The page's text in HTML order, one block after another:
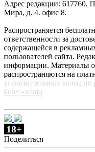
Адрес редакции: 617760,
Мира, д. 4. офис 8.
Распространяется
ответственности за
содержащейся в
пользователей сайта.
информации. Материалы
распространяются на
уплотнительных колец по
kolec-onlajn
18+
Поделиться